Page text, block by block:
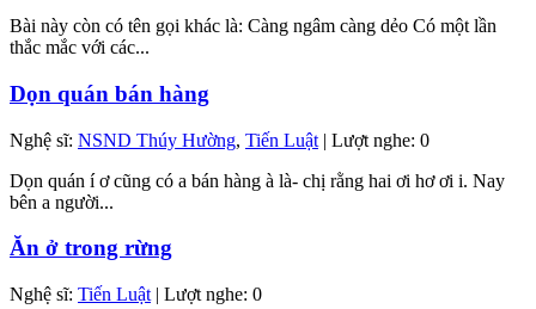
Bài này còn có tên gọi khác là: Càng ngâm càng dẻo Có một lần
thắc mắc với các...
Dọn quán bán hàng
Nghệ sĩ: NSND Thúy Hường, Tiến Luật | Lượt nghe: 0
Dọn quán í ơ cũng có a bán hàng à là- chị rằng hai ơi hơ ơi i. Nay
bên a người...
Ăn ở trong rừng
Nghệ sĩ: Tiến Luật | Lượt nghe: 0